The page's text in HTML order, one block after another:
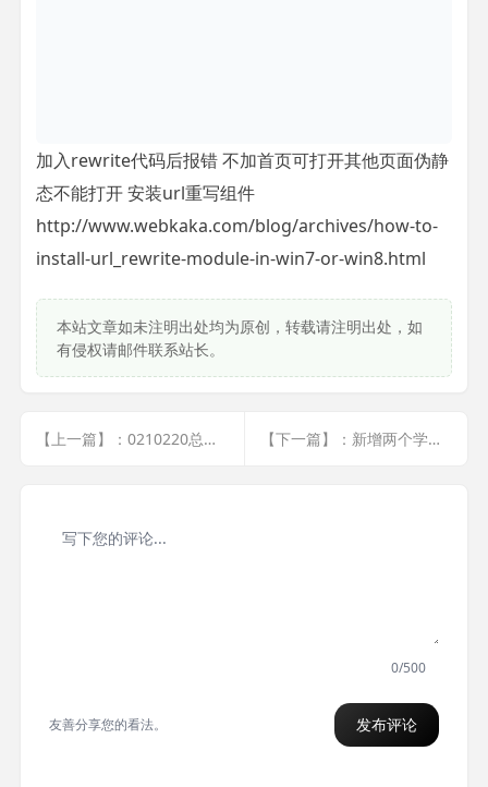
加入rewrite代码后报错 不加首页可打开其他页面伪静
态不能打开 安装url重写组件
http://www.webkaka.com/blog/archives/how-to-
install-url_rewrite-module-in-win7-or-win8.html
本站文章如未注明出处均为原创，转载请注明出处，如
有侵权请邮件联系站长。
【上一篇】：0210220总结 微信h5分享解析 【下一篇】：新增两个学习类站内站,用于更新学习资源
0/500
友善分享您的看法。 发布评论